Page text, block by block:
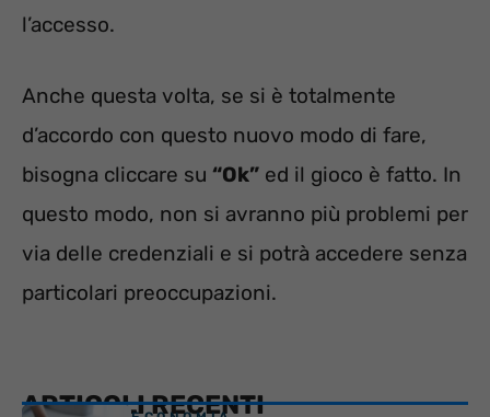
l’accesso.
Anche questa volta, se si è totalmente
d’accordo con questo nuovo modo di fare,
bisogna cliccare su “Ok” ed il gioco è fatto. In
questo modo, non si avranno più problemi per
via delle credenziali e si potrà accedere senza
particolari preoccupazioni.
ARTICOLI RECENTI